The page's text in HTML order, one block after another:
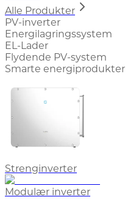
Alle Produkter
PV-inverter
Energilagringssystem
EL-Lader
Flydende PV-system
Smarte energiprodukter
Strenginverter
Modulær inverter